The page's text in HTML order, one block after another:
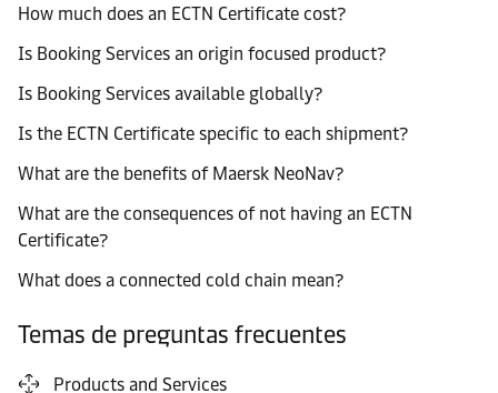
How much does an ECTN Certificate cost?
Is Booking Services an origin focused product?
Is Booking Services available globally?
Is the ECTN Certificate specific to each shipment?
What are the benefits of Maersk NeoNav?
What are the consequences of not having an ECTN
Certificate?
What does a connected cold chain mean?
Temas de preguntas frecuentes
Products and Services